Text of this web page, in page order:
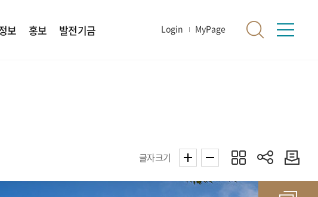
보 홍보 발전기금 Login MyPage
글자크기